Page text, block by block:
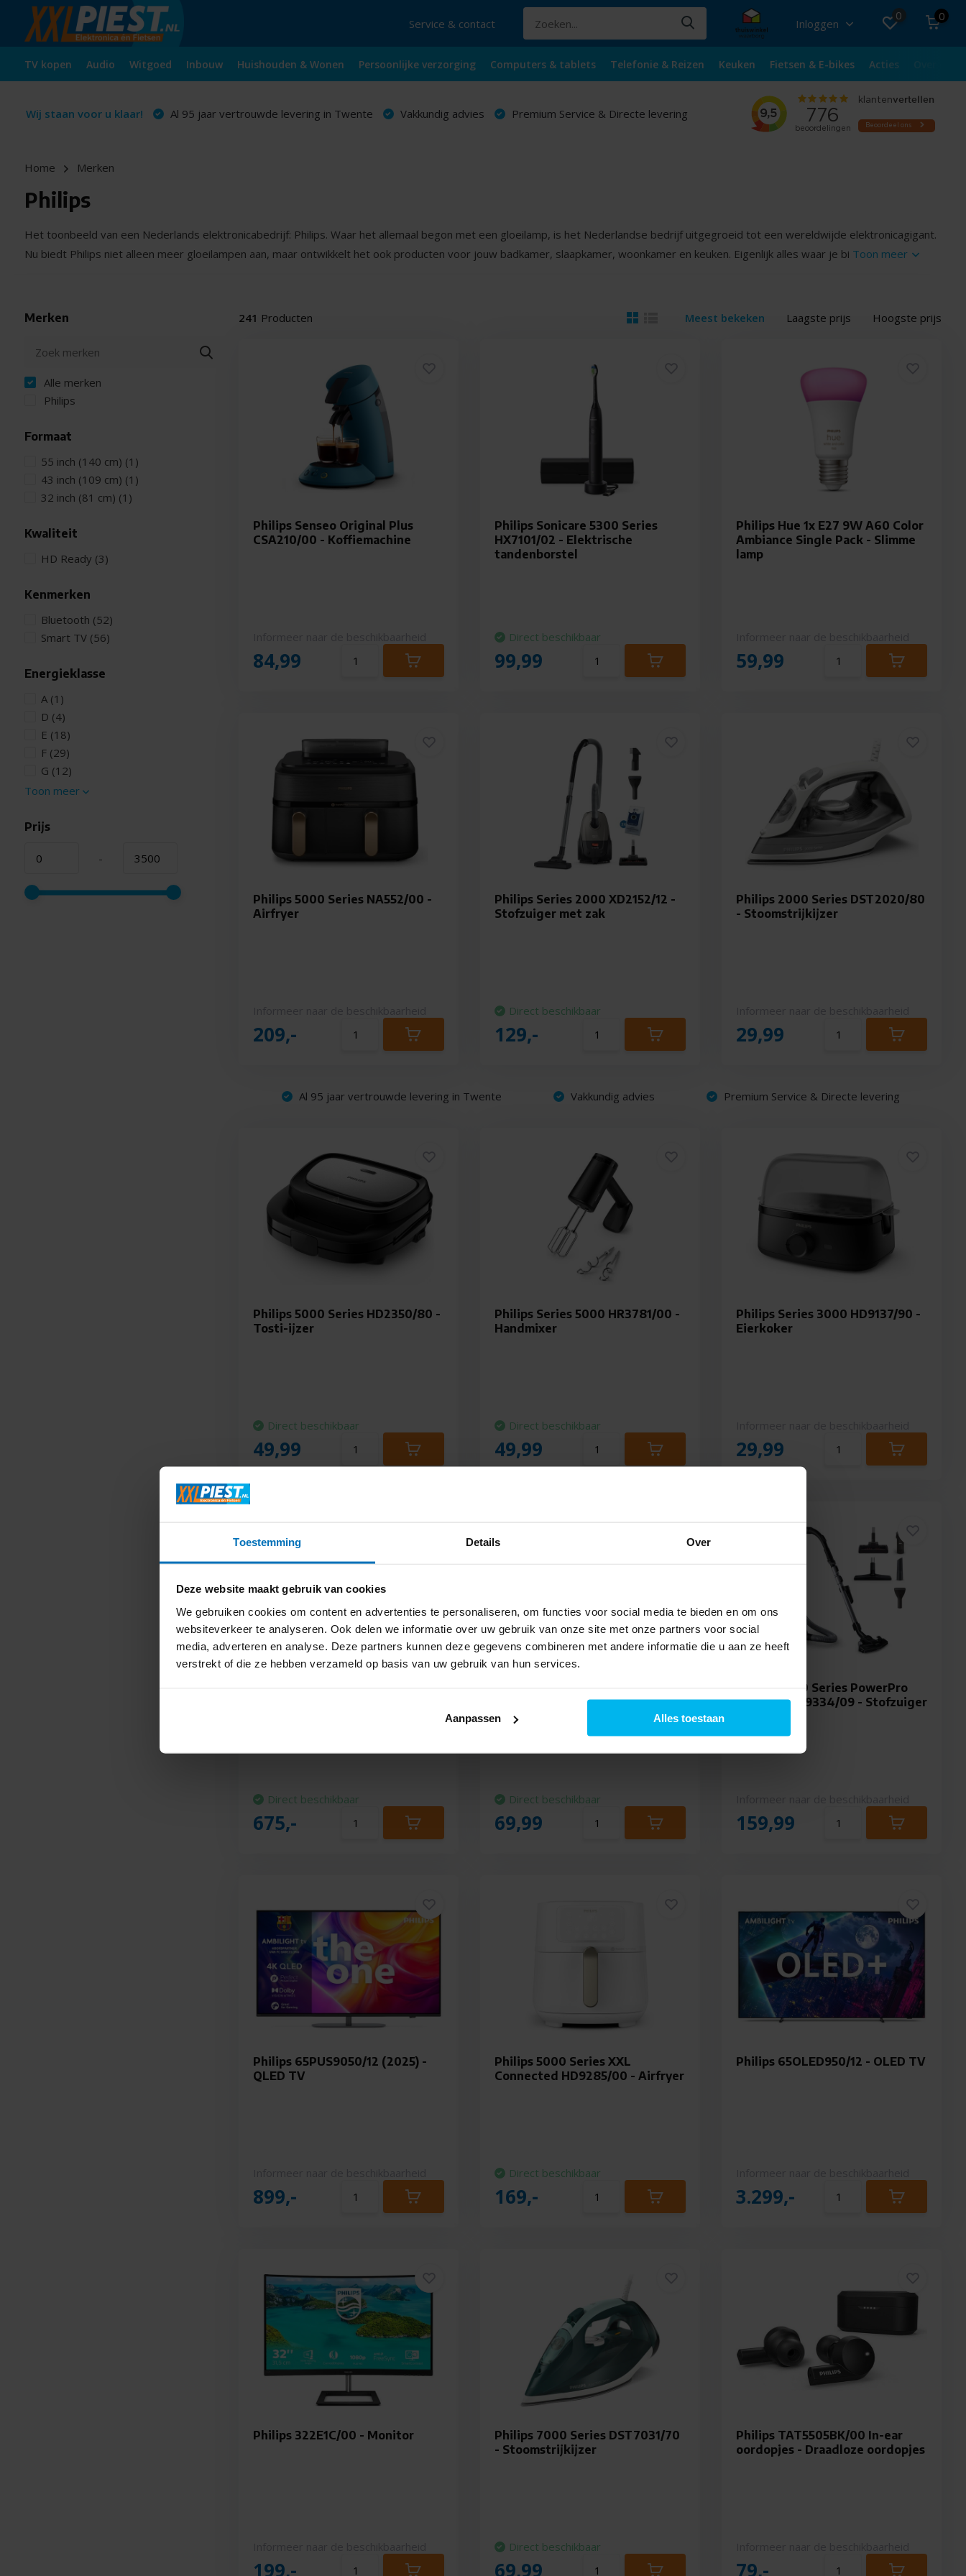
Toestemming Details Over
Deze website maakt gebruik van cookies
We gebruiken cookies om content en advertenties te personaliseren, om functies voor social media te bieden en om ons
websiteverkeer te analyseren. Ook delen we informatie over uw gebruik van onze site met onze partners voor social
media, adverteren en analyse. Deze partners kunnen deze gegevens combineren met andere informatie die u aan ze heeft
verstrekt of die ze hebben verzameld op basis van uw gebruik van hun services.
Aanpassen Alles toestaan
Service & contact Inloggen
0 0
TV kopen Audio Witgoed Inbouw Huishouden & Wonen Persoonlijke verzorging Computers & tablets Telefonie & Reizen Keuken Fietsen & E-bikes Acties
Wij staan voor u klaar! Al 95 jaar vertrouwde levering in Twente Vakkundig advies Premium Service & Directe levering
Home Merken
Philips
Het toonbeeld van een Nederlands elektronicabedrijf: Philips. Waar het allemaal begon met een gloeilamp, is het Nederlandse bedrijf uitgegroeid tot een wereldwijde elektronicagigant.
Nu biedt Philips niet alleen meer gloeilampen aan, maar ontwikkelt het ook producten voor jouw badkamer, slaapkamer, woonkamer en keuken. Eigenlijk alles waar je bi Toon meer
Merken
Alle merken
Philips
Formaat
55 inch (140 cm) (1)
43 inch (109 cm) (1)
32 inch (81 cm) (1)
Kwaliteit
HD Ready (3)
Kenmerken
Bluetooth (52)
Smart TV (56)
Energieklasse
A (1)
D (4)
E (18)
F (29)
G (12)
Toon meer
Prijs
-
241 Producten Meest bekeken Laagste prijs Hoogste prijs
Philips Senseo Original Plus
CSA210/00 - Koffiemachine
84,99
Philips Sonicare 5300 Series
HX7101/02 - Elektrische
tandenborstel
Direct beschikbaar
99,99
Philips Hue 1x E27 9W A60 Color
Ambiance Single Pack - Slimme
lamp
59,99
Philips 5000 Series NA552/00 -
Airfryer
209,-
Philips Series 2000 XD2152/12 -
Stofzuiger met zak
Direct beschikbaar
129,-
Philips 2000 Series DST2020/80
- Stoomstrijkijzer
29,99
Al 95 jaar vertrouwde levering in Twente Vakkundig advies Premium Service & Directe levering
Philips 5000 Series HD2350/80 -
Tosti-ijzer
Direct beschikbaar
49,99
Philips Series 5000 HR3781/00 -
Handmixer
Direct beschikbaar
49,99
Philips Series 3000 HD9137/90 -
Eierkoker
29,99
Direct beschikbaar
675,-
- Kledingstomer
Direct beschikbaar
69,99
Philips 3000 Series PowerPro
Compact FC9334/09 - Stofzuiger
159,99
Philips 65PUS9050/12 (2025) -
QLED TV
899,-
Philips 5000 Series XXL
Connected HD9285/00 - Airfryer
Direct beschikbaar
169,-
Philips 65OLED950/12 - OLED TV
3.299,-
Philips 322E1C/00 - Monitor
199,-
Philips 7000 Series DST7031/70
- Stoomstrijkijzer
Direct beschikbaar
69,99
Philips TAT5505BK/00 In-ear
oordopjes - Draadloze oordopjes
79,-